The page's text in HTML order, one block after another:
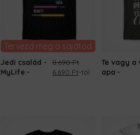
Tervezd meg a sajátod
Jedi család -
MyLife
8.690Ft
Original
6.690 FtCurrent
-tól
Te vagy a
apa